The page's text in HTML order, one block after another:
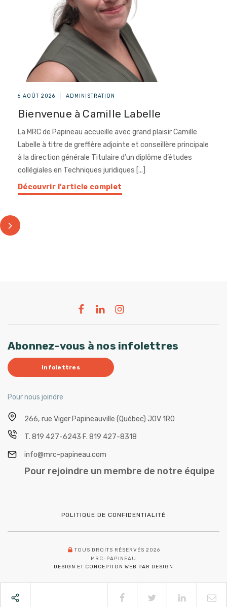
6 AOÛT 2026 ADMINISTRATION
Bienvenue à Camille Labelle
La MRC de Papineau accueille avec grand plaisir Camille
Labelle à titre de greffière adjointe et conseillère principale
à la direction générale Titulaire d’un diplôme d’études
collégiales en Techniques juridiques [...]
Découvrir l'article complet
Abonnez-vous à nos infolettres
Infolettres
Pour nous joindre
266, rue Viger Papineauville (Québec) J0V 1R0
T. 819 427-6243 F. 819 427-8318
info@mrc-papineau.com
Pour rejoindre un membre de notre équipe
TOUS DROITS RÉSERVÉS 2026
MRC-PAPINEAU
DESIGN ET CONCEPTION WEB PAR DESIGN
POLITIQUE DE CONFIDENTIALITÉ